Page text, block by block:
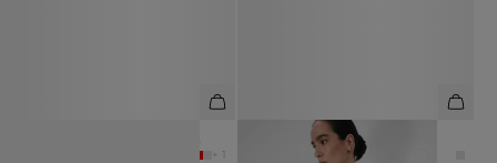
РУБАШКА ИЗ ВИСКОЗЫ И ЛЬНА
+ 1
ЖАКЕТ С БАСКОЙ ИЗ АЦЕТАТА